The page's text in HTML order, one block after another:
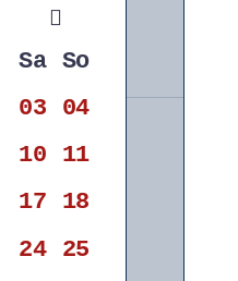
Sa So
03
04
10
11
17
18
24
25